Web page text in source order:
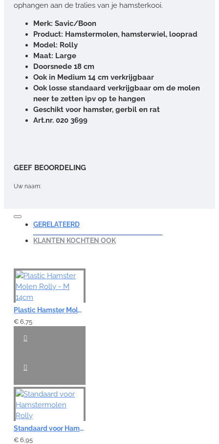
ophangen aan de tralies van je hamsterkooi.
Merk: Savic/Boon
Product: Hamstermolen, hamsterwiel, looprad
Model: Rolly
Maat: Large
Doorsnede 18 cm
Ook in Medium 14 cm verkrijgbaar
Ook losse standaard verkrijgbaar om de molen
neer te zetten ipv op te hangen
Geschikt voor hamster, gerbil en rat
Art.nr. 020 3699
GEEF BEOORDELING
Uw naam:
Opmerking:
Note:HTML-code wordt niet vertaald!
Slecht
GERELATEERD
KLANTEN KOCHTEN OOK
Plastic Hamster Molen Rolly - M 14cm
€ 6,75
Standaard voor Hamstermolen Rolly
€ 6,95